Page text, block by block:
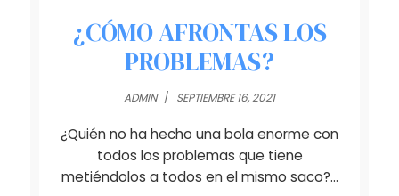
¿CÓMO AFRONTAS LOS
PROBLEMAS?
ADMIN / SEPTIEMBRE 16, 2021
¿Quién no ha hecho una bola enorme con
todos los problemas que tiene
metiéndolos a todos en el mismo saco?…